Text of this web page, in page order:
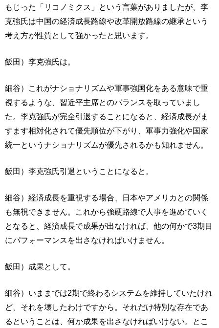
もじった「リコノミクス」という言葉がありましたが、李
克強氏は中国の経済成長路線や改革開放路線の継承という
考え方が性質として強かったと思います。
飯田）李克強氏は。
細谷）これがナショナリズムや軍事強国化をある意味で重
視するような、習近平主席とのバランスを取っていまし
た。李克強氏が完全引退することになると、経済成長がま
すます相対化されて優先順位が下がり、軍事力強化や国家
統一というナショナリズムが優先されるかも知れません。
飯田）李克強氏引退ということになると。
細谷）経済成長を重視する場合、日本やアメリカとの関係
も無視できません。これから強硬路線で人事を進めていく
となると、経済成長で成果が出なければ、他の何かで3期目
にパフォーマンスを出さなければいけません。
飯田）成果として。
細谷）いままでは2期で終わるシステムを維持していたけれ
ど、それを壊したわけですから。それだけ特別な存在であ
るということは、何か成果を出さなければいけない。とこ